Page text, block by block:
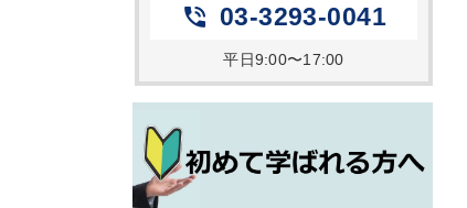
phone_in_talk 03-3293-0041
平日9:00〜17:00